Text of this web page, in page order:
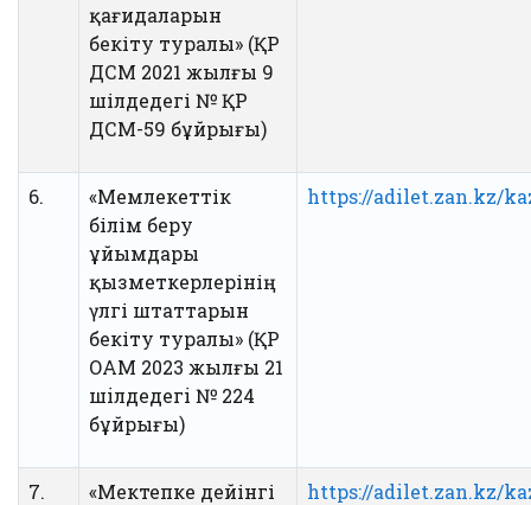
қағидаларын
бекіту туралы» (ҚР
ДСМ 2021 жылғы 9
шілдедегі № ҚР
ДСМ-59 бұйрығы)
6.
«Мемлекеттік
білім беру
ұйымдары
қызметкерлерінің
үлгі штаттарын
бекіту туралы» (ҚР
ОАМ 2023 жылғы 21
шiлдедегi № 224
бұйрығы)
https://adilet.zan.kz/
7.
«Мектепке дейінгі
https://adilet.zan.kz/